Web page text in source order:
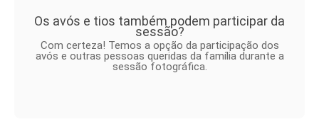
Os avós e tios também podem participar da
sessão?
Com certeza! Temos a opção da participação dos
avós e outras pessoas queridas da família durante a
sessão fotográfica.